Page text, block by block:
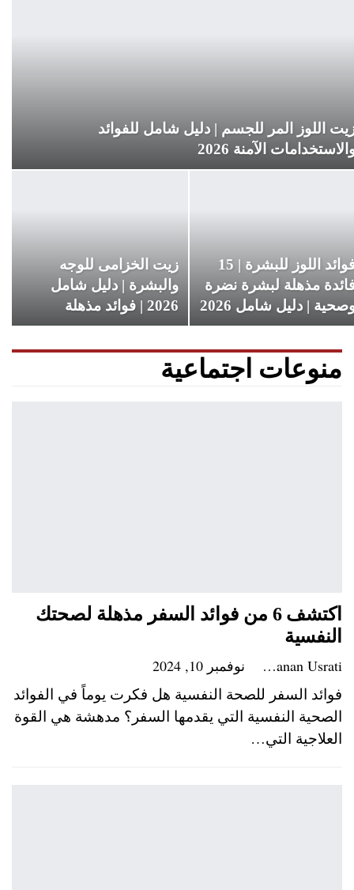
اللوز المر للجسم | دليل شامل للفوائد
الآمنة 2026
فوائد اللوز للبشرة | 15
مذهلة لبشرة نضرة
| دليل شامل 2026
زيت الخزامى للوجه
والبشرة | دليل شامل
2026 | فوائد مذهلة
منوعات اجتماعية
اكتشف 6 من فوائد السفر مذهلة لصحتك
النفسية
Hanan Usrati نوفمبر 10, 2024
فوائد السفر للصحة النفسية هل فكرت يوماً في الفوائد
الصحية النفسية التي يقدمها السفر؟ مدهشة هي القوة
العلاجية التي…